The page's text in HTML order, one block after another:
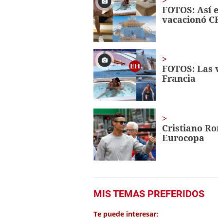
FOTOS: Así
vacacionó
FOTOS:
Francia
Cristiano
Eurocopa
MIS TEMAS PREFERIDOS
Te puede interesar: